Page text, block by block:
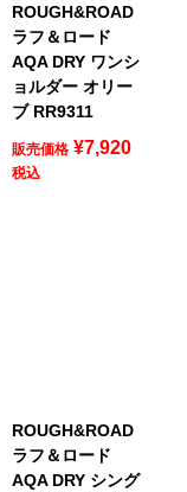
ROUGH&ROAD
ラフ＆ロード
AQA DRY ワンシ
ョルダー オリー
ブ RR9311
販売価格 ¥7,920
税込
ROUGH&ROAD
ラフ＆ロード
AQA DRY シング